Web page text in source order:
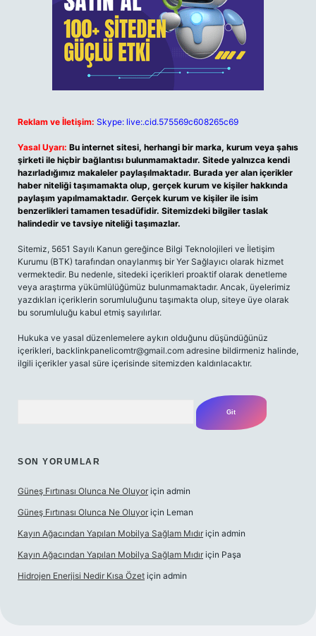
Reklam ve İletişim: Skype: live:.cid.575569c608265c69
Yasal Uyarı: Bu internet sitesi, herhangi bir marka, kurum veya şahıs
şirketi ile hiçbir bağlantısı bulunmamaktadır. Sitede yalnızca kendi
hazırladığımız makaleler paylaşılmaktadır. Burada yer alan içerikler
haber niteliği taşımamakta olup, gerçek kurum ve kişiler hakkında
paylaşım yapılmamaktadır. Gerçek kurum ve kişiler ile isim
benzerlikleri tamamen tesadüfidir. Sitemizdeki bilgiler taslak
halindedir ve tavsiye niteliği taşımazlar.
Sitemiz, 5651 Sayılı Kanun gereğince Bilgi Teknolojileri ve İletişim
Kurumu (BTK) tarafından onaylanmış bir Yer Sağlayıcı olarak hizmet
vermektedir. Bu nedenle, sitedeki içerikleri proaktif olarak denetleme
veya araştırma yükümlülüğümüz bulunmamaktadır. Ancak, üyelerimiz
yazdıkları içeriklerin sorumluluğunu taşımakta olup, siteye üye olarak
bu sorumluluğu kabul etmiş sayılırlar.
Hukuka ve yasal düzenlemelere aykırı olduğunu düşündüğünüz
içerikleri, backlinkpanelicomtr@gmail.com adresine bildirmeniz halinde,
ilgili içerikler yasal süre içerisinde sitemizden kaldırılacaktır.
SON YORUMLAR
Güneş Fırtınası Olunca Ne Oluyor için admin
Güneş Fırtınası Olunca Ne Oluyor için Leman
Kayın Ağacından Yapılan Mobilya Sağlam Mıdır için admin
Kayın Ağacından Yapılan Mobilya Sağlam Mıdır için Paşa
Hidrojen Enerjisi Nedir Kısa Özet için admin